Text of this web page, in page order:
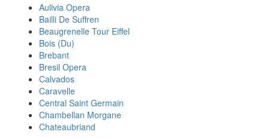
Aulivia Opera
Bailli De Suffren
Beaugrenelle Tour Eiffel
Bois (Du)
Brebant
Bresil Opera
Calvados
Caravelle
Central Saint Germain
Chambellan Morgane
Chateaubriand